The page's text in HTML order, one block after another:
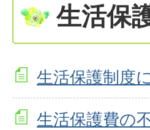
生活保
生活保護制度
生活保護費の